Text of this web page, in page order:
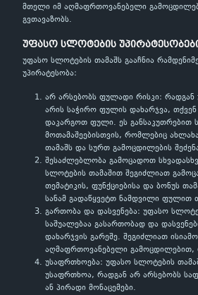
მთელი იმ აღმაფრთოვანებელი
გვთავაზობს.
უფასო სლოტების
უფასო სლოტების თამაშს გააჩნია
უპირატესობა:
არ არსებობს ფულადი რისკი:
არის საჭირო ფულის დახარჯვა,
დაკარგოთ ფული. ეს განსაკუთრებით
მოთამაშეებისთვის, რომლებიც
თამაშს და სურთ გამოცდილების
შესაძლებლობა გამოცადოთ
სლოტების თამაშით შეგიძლიათ
თემატიკის, ფუნქციებისა და ბონუს
სანამ გადაწყვეტთ ნამდვილი ფულით
გართობა და დასვენება: უფასო
საშუალებაა გასართობად და
დახარჯვის გარეშე. შეგიძლიათ
აღმაფრთოვანებელი გამოცდილებით,
უსაფრთხოება: უფასო სლოტების
უსაფრთხოა, რადგან არ არსებობს
ან პირადი მონაცემები.